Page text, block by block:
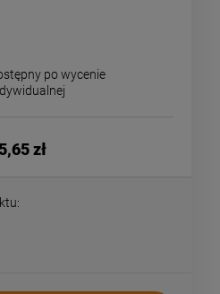
po wycenie
zł